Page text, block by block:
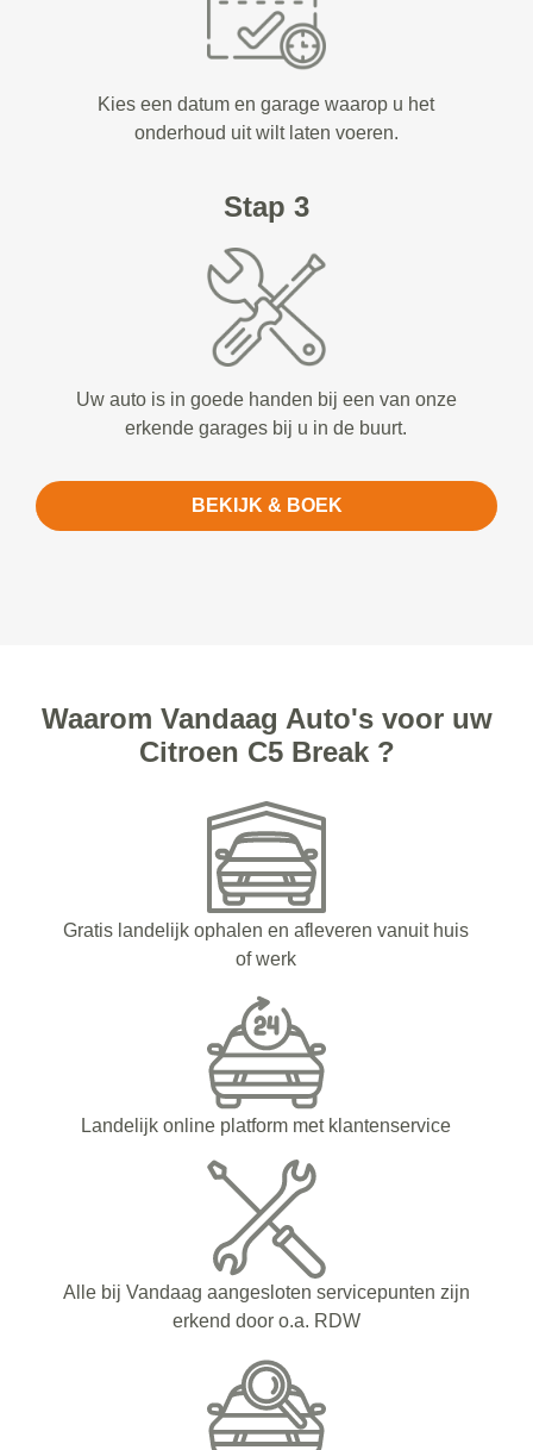
Kies een datum en garage waarop u het
onderhoud uit wilt laten voeren.
Stap 3
Uw auto is in goede handen bij een van onze
erkende garages bij u in de buurt.
BEKIJK & BOEK
Waarom Vandaag Auto's voor uw
Citroen C5 Break ?
Gratis landelijk ophalen en afleveren vanuit huis
of werk
Landelijk online platform met klantenservice
Alle bij Vandaag aangesloten servicepunten zijn
erkend door o.a. RDW